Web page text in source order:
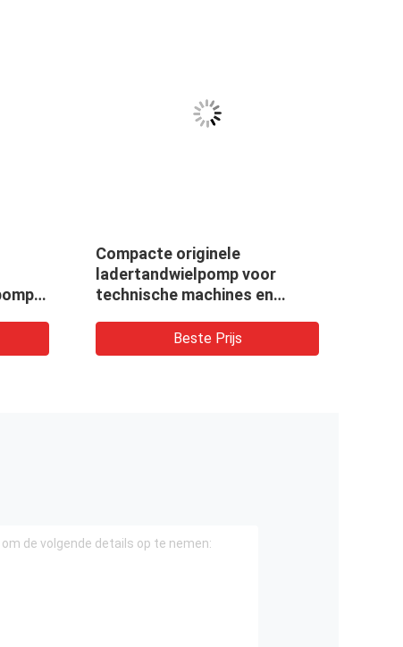
Compacte originele
ladertandwielpomp voor
technische machines en
F427+F427-AFΦL
Beste Prijs